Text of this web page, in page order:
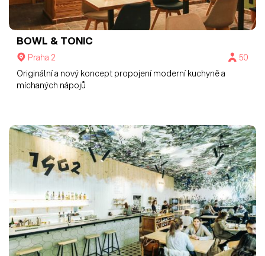
BOWL & TONIC
Praha 2
50
Originální a nový koncept propojení moderní kuchyně a
míchaných nápojů